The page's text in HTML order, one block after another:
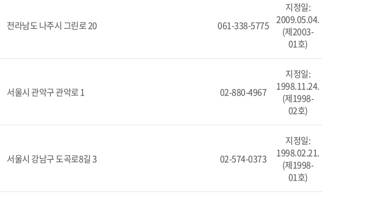
전라남도 나주시 그린로 20 061-338-5775
지정일:
2009.05.04.
(제2003-
01호)
서울시 관악구 관악로 1 02-880-4967
지정일:
1998.11.24.
(제1998-
02호)
서울시 강남구 도곡로8길 3 02-574-0373
지정일:
1998.02.21.
(제1998-
01호)